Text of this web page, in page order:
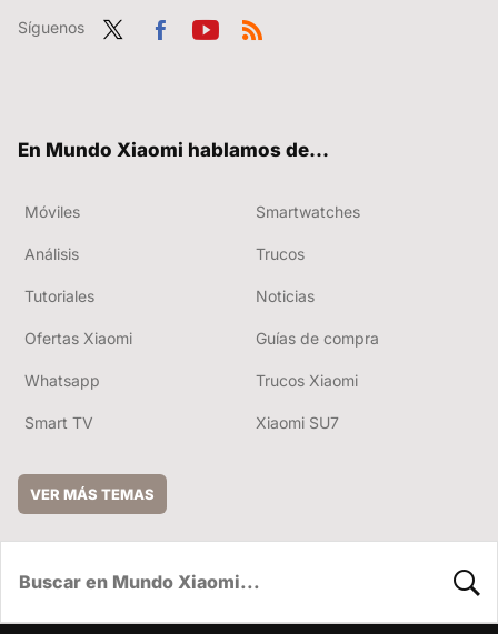
Síguenos
En Mundo Xiaomi hablamos de...
Móviles Smartwatches
Análisis Trucos
Tutoriales Noticias
Ofertas Xiaomi Guías de compra
Whatsapp Trucos Xiaomi
Smart TV Xiaomi SU7
VER MÁS TEMAS